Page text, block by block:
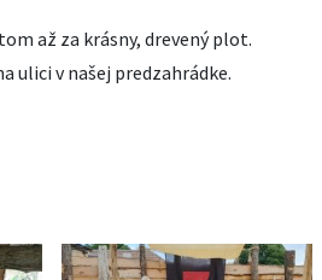
až za krásny, drevený plot.
ulici v našej predzahrádke.